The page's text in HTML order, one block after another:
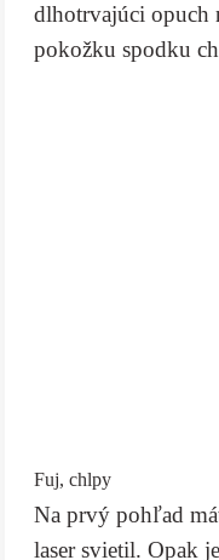
dlhotrvajúci opuch
pokožku spodku
Fuj, chlpy
Na prvý pohľad
laser svietil. Opak